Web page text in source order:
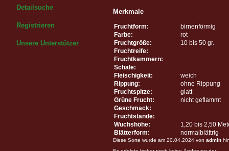
Detailsuche
Registrieren
Unsere Unterstützer
Merkmale
Fruchtform:
birnenförmig
Farbe:
rot
Fruchtgröße:
10 bis 50 gr.
Fruchtreife:
Fruchtkammern:
Schale:
Fleischigkeit:
weich
Rippung:
ohne Rippung
Fruchtspitze:
glatt
Grüne Frucht:
nicht geflammt
Geschmack:
Fruchtstände:
Wuchshöhe:
1,20 bis 2,50
Blätterform:
normalblättrig
Diese Sorte wurde am 20.04.2024 von admin